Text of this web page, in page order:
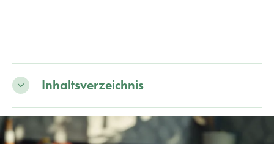
Inhaltsverzeichnis